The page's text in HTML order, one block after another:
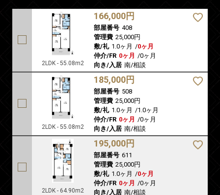
2LDK - 55.08m2
166,000円
部屋番号 408
管理費 25,000円
敷/礼 1.0ヶ月 /0ヶ月
仲介/FR 0ヶ月 /0ヶ月
向き/入居 南/相談
2LDK - 55.08m2
185,000円
部屋番号 508
管理費 25,000円
敷/礼 1.0ヶ月 /1.0ヶ月
仲介/FR 0ヶ月 /0ヶ月
向き/入居 南/相談
2LDK - 64.90m2
195,000円
部屋番号 611
管理費 25,000円
敷/礼 1.0ヶ月 /0ヶ月
仲介/FR 0ヶ月 /0ヶ月
向き/入居 南/相談